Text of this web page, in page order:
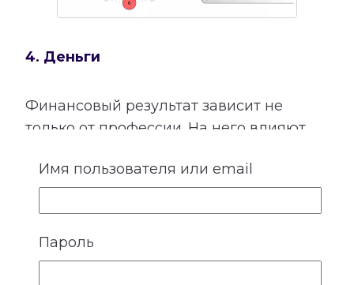
4. Деньги
Финансовый результат зависит не
только от профессии. На него влияют
привычки, семейные установки,
использовать открывающиеся
возможности.
Имя пользователя или email
Пароль